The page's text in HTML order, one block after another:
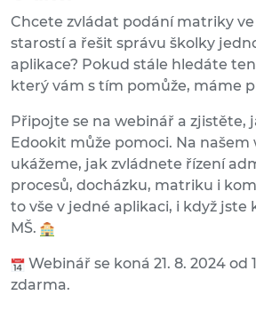
Chcete zvládat podání matriky ve
starostí a řešit správu školky
aplikace? Pokud stále hledáte
který vám s tím pomůže, máme
Připojte se na webinář a zjistěte,
Edookit může pomoci. Na našem
ukážeme, jak zvládnete řízení
procesů, docházku, matriku i
to vše v jedné aplikaci, i když jste
MŠ.
Webinář se koná 21. 8. 2024 od
zdarma.